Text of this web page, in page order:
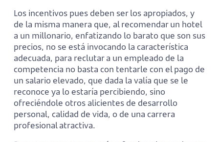
Los incentivos pues deben ser los apropiados, y
de la misma manera que, al recomendar un hotel
a un millonario, enfatizando lo barato que son sus
precios, no se está invocando la característica
adecuada, para reclutar a un empleado de la
competencia no basta con tentarle con el pago de
un salario elevado, que dada la valía que se le
reconoce ya lo estaría percibiendo, sino
ofreciéndole otros alicientes de desarrollo
personal, calidad de vida, o de una carrera
profesional atractiva.